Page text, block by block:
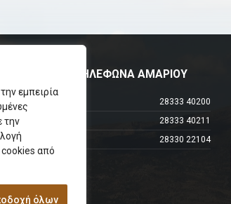
εμπειρία
την
από
όλων
ΧΡΗΣΙΜΑ ΤΗΛΕΦΩΝΑ ΑΜΑΡΙΟΥ
Τηλεφωνικό Κέντρο
28333 40200
Δήμαρχος
28333 40211
Φαξ
28330 22104